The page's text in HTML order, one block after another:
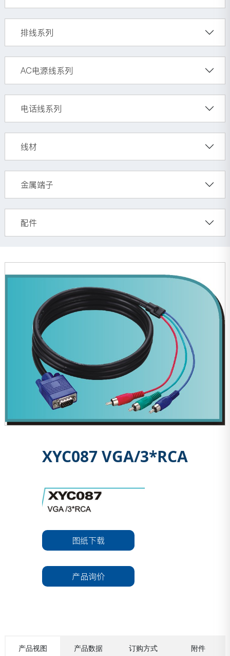
排线系列
AC电源线系列
电话线系列
线材
金属端子
配件
XYC087 VGA/3*RCA
图纸下载
产品询价
产品视图 产品数据 订购方式 附件